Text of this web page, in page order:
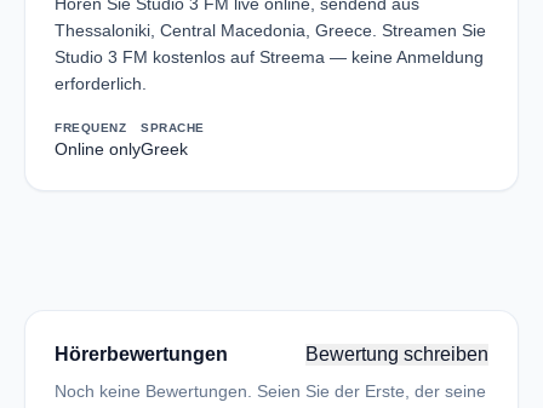
Thessaloniki, Central Macedonia, Greece. Streamen Sie
Studio 3 FM kostenlos auf Streema — keine Anmeldung
erforderlich.
FREQUENZ
Online only
SPRACHE
Greek
Hörerbewertungen Bewertung schreiben
Noch keine Bewertungen. Seien Sie der Erste, der seine